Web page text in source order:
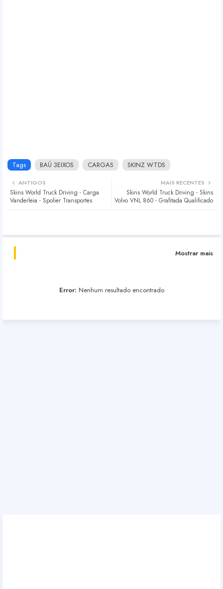
Tags BAÚ 3EIXOS CARGAS SKINZ WTDS
MAIS RECENTES
Skins World Truck Driving - Skins
Volvo VNL 860 - Grafitada Qualificado
ANTIGOS
Skins World Truck Driving - Carga
Vanderleia - Spolier Transportes
Mostrar mais
Error: Nenhum resultado encontrado